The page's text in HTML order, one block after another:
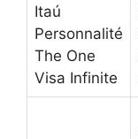
Itaú
Personnalité
The One
Visa Infinite